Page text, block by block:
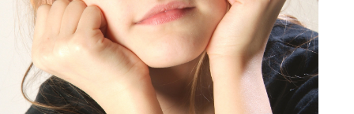
faire un don
votre aide est précieuse et indispensable